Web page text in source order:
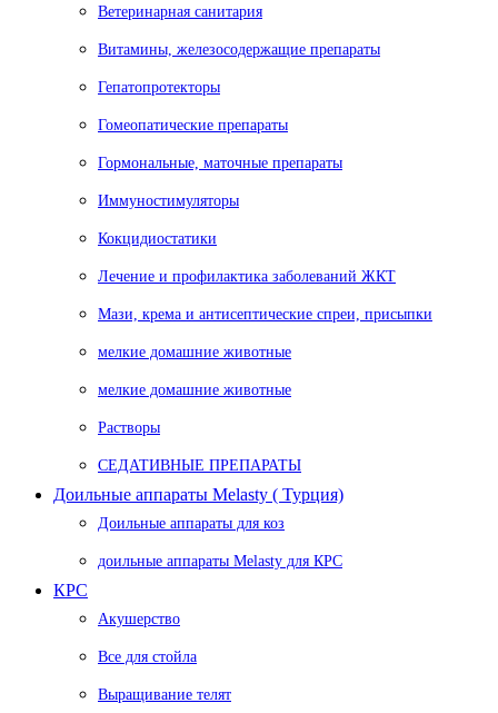
Ветеринарная санитария
Витамины, железосодержащие препараты
Гепатопротекторы
Гомеопатические препараты
Гормональные, маточные препараты
Иммуностимуляторы
Кокцидиостатики
Лечение и профилактика заболеваний ЖКТ
Мази, крема и антисептические спреи, присыпки
мелкие домашние животные
мелкие домашние животные
Растворы
СЕДАТИВНЫЕ ПРЕПАРАТЫ
Доильные аппараты Melasty ( Турция)
Доильные аппараты для коз
доильные аппараты Melasty для КРС
КРС
Акушерство
Все для стойла
Выращивание телят